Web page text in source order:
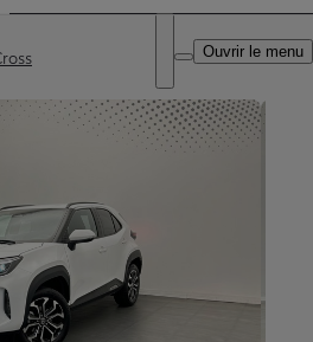
DEALER NAME
Ouvrir le menu